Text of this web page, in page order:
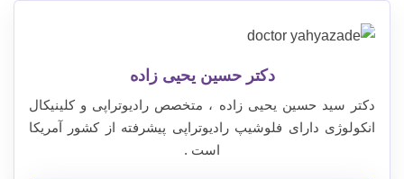
دکتر حسین یحیی زاده
دکتر سید حسین یحیی زاده ، متخصص رادیوتراپی و کلینیکال
انکولوژی دارای فلوشیپ رادیوتراپی پیشرفته از کشور آمریکا
است .